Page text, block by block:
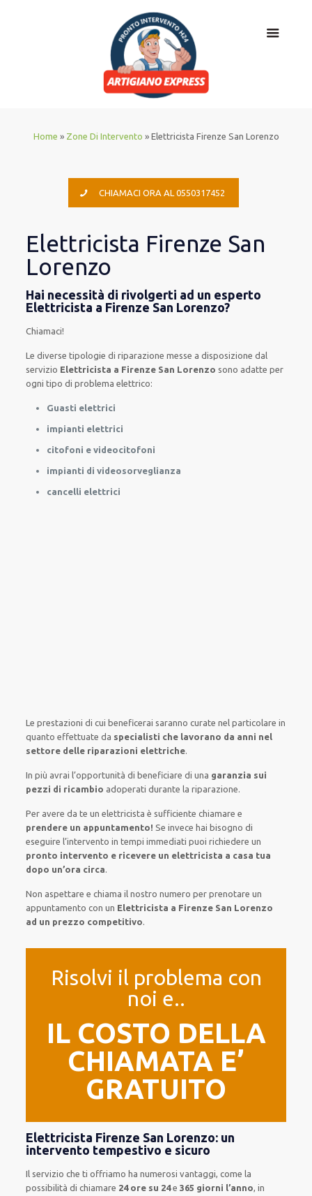
Home » Zone Di Intervento » Elettricista Firenze San Lorenzo
CHIAMACI ORA AL 0550317452
Elettricista Firenze San
Lorenzo
Hai necessità di rivolgerti ad un esperto
Elettricista a Firenze San Lorenzo?
Chiamaci!
Lediverse tipologie diriparazione messe a disposizione dal
servizio Elettricista a Firenze San Lorenzo sono adatte per
ogni tipo di problema elettrico:
Guasti elettrici
impianti elettrici
citofoni e videocitofoni
impianti di videosorveglianza
cancelli elettrici
Le prestazioni di cui beneficerai sarannocurate nel particolare in
quanto effettuate da specialisti che lavorano da anni nel
settore delle riparazioni elettriche.
In più avrai l’opportunità di beneficiare di una garanzia sui
pezzi di ricambio adoperati durante la riparazione.
Per avereda te un elettricistaè sufficiente chiamare e
prendere un appuntamento! Se invece hai bisogno di
eseguire l’intervento in tempiimmediati puoi richiedere un
pronto intervento e ricevere un elettricista a casa tua
dopo un’ora circa.
Non aspettare e chiama il nostro numero per prenotare un
appuntamento con un Elettricista a Firenze San Lorenzo
ad un prezzo competitivo.
Risolvi il problema con
noi e..
IL COSTO DELLA
CHIAMATA E’
GRATUITO
Elettricista Firenze San Lorenzo: un
intervento tempestivo e sicuro
Il servizio che tioffriamo ha numerosi vantaggi, come la
possibilità di chiamare 24 ore su 24e 365 giorni l’anno, in